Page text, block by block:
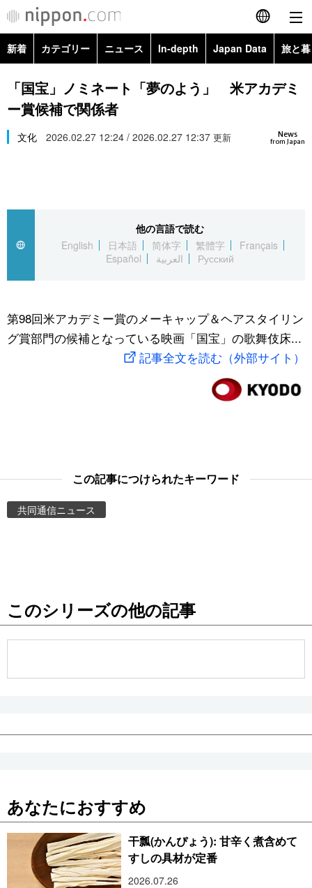
English
简体字
Русский
カテゴリー
経済・ビジネス
国際
文化
トップ
アーカイブ
In-depth
Japan Data
動画/Live
お知らせ
新着 カテゴリー ニュース In-depth Japan Data 旅と
政治・外交
経済・ビジネス
スポーツ・東京2020
Topics
「国宝」ノミネート「夢のよう」 米アカデミ
ー賞候補で関係者
News
from Japan
文化 2026.02.27 12:24 / 2026.02.27 12:37 更新
他の言語で読む
English
日本語 简体字 繁體字
Français
Español
العربية Русский
第98回米アカデミー賞のメーキャップ＆ヘアスタイリン
グ賞部門の候補となっている映画「国宝」の歌舞伎床...
記事全文を読む（外部サイト）
この記事につけられたキーワード
共同通信ニュース
このシリーズの他の記事
あなたにおすすめ
干瓢(かんぴょう): 甘辛く煮含めて
すしの具材が定番
2026.07.26